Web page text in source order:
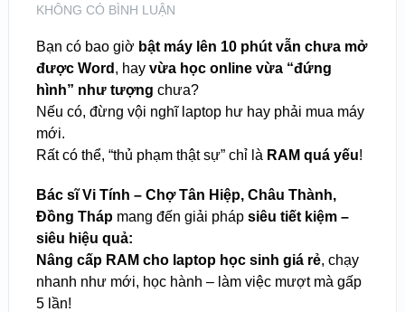
KHÔNG CÓ BÌNH LUẬN
Bạn có bao giờ bật máy lên 10 phút vẫn chưa mở
được Word , hay vừa học online vừa “đứng
hình” như tượng chưa?
Nếu có, đừng vội nghĩ laptop hư hay phải mua máy
mới.
Rất có thể, “thủ phạm thật sự” chỉ là RAM quá yếu!
Bác sĩ Vi Tính – Chợ Tân Hiệp, Châu Thành,
Đồng Thápmang đến giải pháp siêu tiết kiệm –
siêu hiệu quả:
Nâng cấp RAM cho laptop học sinh giá rẻ, chạy
nhanh như mới, học hành – làm việc mượt mà gấp
5 lần!